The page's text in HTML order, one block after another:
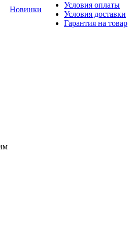
Новинки
Условия оплаты
Условия доставки
Гарантия на товар